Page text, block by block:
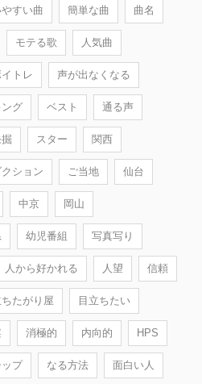
すい曲 簡単な曲 曲名
モテる歌 人気曲
イトレ 声が出なくなる
ング ベスト 通る声
スター 関西
ション ご当地 仙台
中京 岡山
幼児番組 写真写り
人から好かれる 人望 信頼
ちたがり屋 目立ちたい
消極的 内向的 HPS
ップ なる方法 面白い人